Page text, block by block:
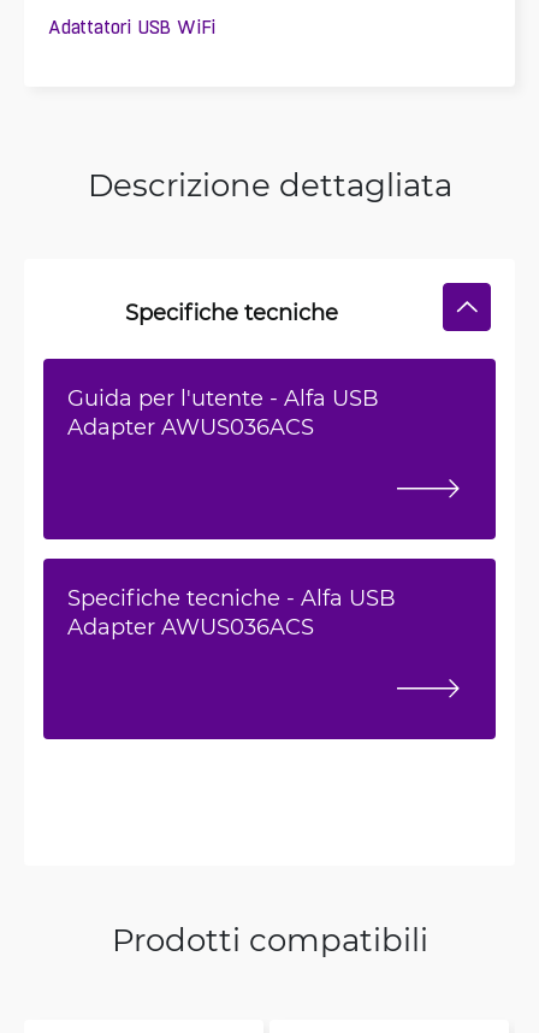
Adattatori USB WiFi
Descrizione dettagliata
Specifiche tecniche
Guida per l'utente - Alfa USB
Adapter AWUS036ACS
Specifiche tecniche - Alfa USB
Adapter AWUS036ACS
Prodotti compatibili